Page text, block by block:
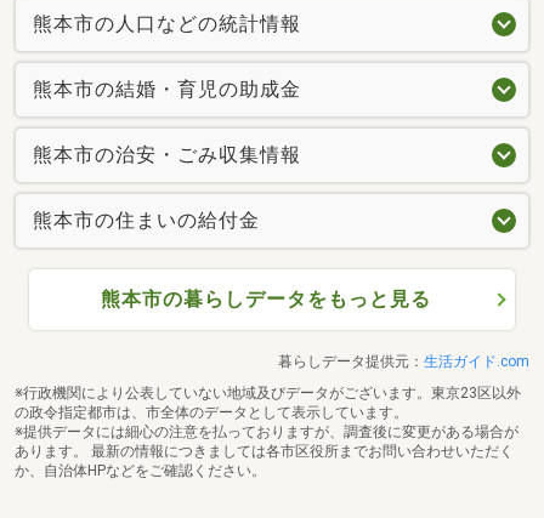
熊本市の人口などの統計情報
熊本市の結婚・育児の助成金
熊本市の治安・ごみ収集情報
熊本市の住まいの給付金
熊本市の暮らしデータをもっと見る
暮らしデータ提供元： 生活ガイド.com
※行政機関により公表していない地域及びデータがございます。東京23区以外
の政令指定都市は、市全体のデータとして表示しています。
※提供データには細心の注意を払っておりますが、調査後に変更がある場合が
あります。 最新の情報につきましては各市区役所までお問い合わせいただく
か、自治体HPなどをご確認ください。